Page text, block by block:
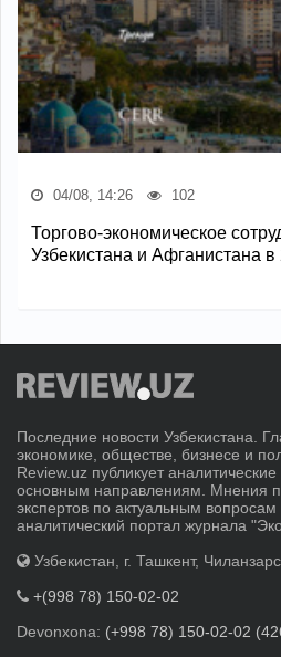
04/08, 14:26 102
Торгово-экономическое
Узбекистана и Афганистана в
Последние новости Узбекистана.
экономике, обществе, бизнесе и
Review.uz публикует
основным направлениям. Мнения
экспертов по актуальным
аналитический портал журнала
Узбекистан, г. Ташкент,
+(998 78) 150-02-02
Devonxona: (+998 78) 150-02-02